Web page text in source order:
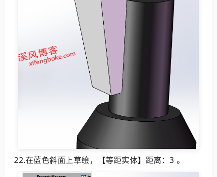
22.在蓝色斜面上草绘，【等距实体】距离：3 。